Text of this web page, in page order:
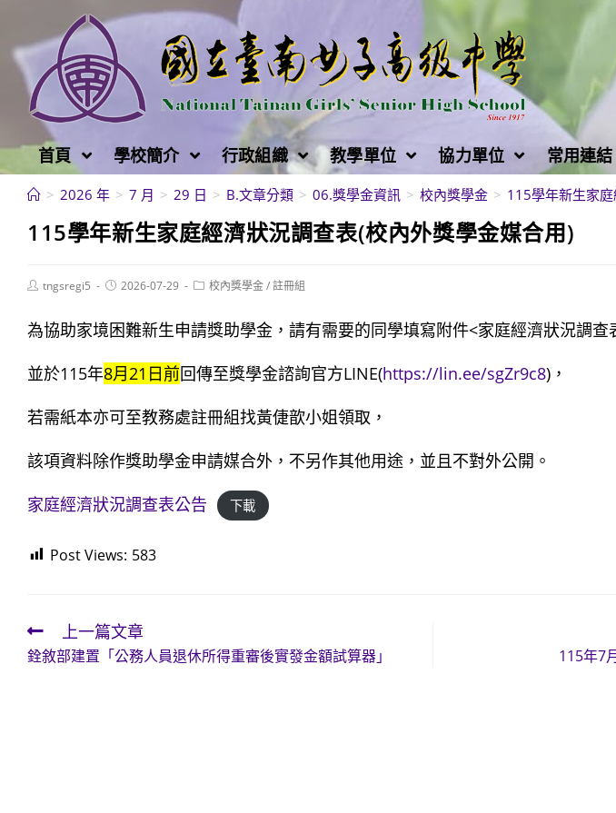
至
容
首頁 學校簡介 行政組織 教學單位 協力單位 常用連結
> 2026 年 > 7 月 > 29 日 > B.文章分類 > 06.獎學金資訊 > 校內獎學金 > 115學年新生家
115學年新生家庭經濟狀況調查表(校內外獎學金媒合用)
Posttngsregi5
Post2026-07-29
Post校內獎學金/註冊組
為協助家境困難新生申請獎助學金，請有需要的同學填寫附件<家庭經濟狀況調查
並於115年8月21日前回傳至獎學金諮詢官方LINE(https://lin.ee/sgZr9c8)，
若需紙本亦可至教務處註冊組找黃倢歆小姐領取，
該項資料除作獎助學金申請媒合外，不另作其他用途，並且不對外公開。
家庭經濟狀況調查表公告
下載
Post Views: 583
Read
more
上一篇文章
銓敘部建置「公務人員退休所得重審後實發金額試算器」 115年7